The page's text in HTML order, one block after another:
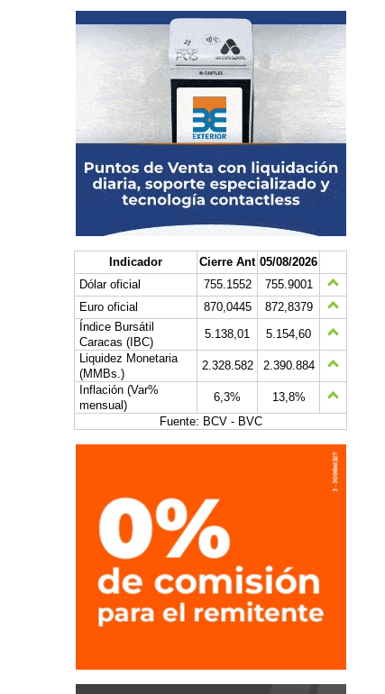
Indicador Cierre Ant 05/08/2026
Dólar oficial
755.1552
755.9001
Euro oficial
870,0445
872,8379
Índice Bursátil
Caracas (IBC)
5.138,01
5.154,60
Liquidez Monetaria
(MMBs.)
2.328.582
2.390.884
Inflación (Var%
mensual)
6,3%
13,8%
Fuente: BCV - BVC